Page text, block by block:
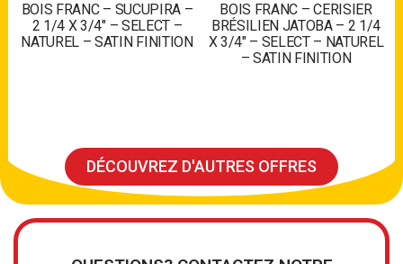
BOIS FRANC – SUCUPIRA –
2 1/4 X 3/4″ – SELECT –
NATUREL – SATIN FINITION
BOIS FRANC – CERISIER
BRÉSILIEN JATOBA – 2 1/4
X 3/4″ – SELECT – NATUREL
– SATIN FINITION
DÉCOUVREZ D'AUTRES OFFRES